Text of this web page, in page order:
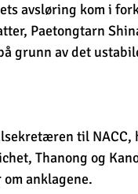
avsløring kom i
Paetongtarn
grunn av det
til
Thanong og
anklagene.